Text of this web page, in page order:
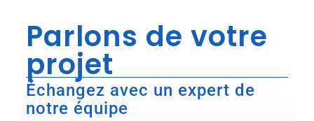
Parlons de votre
projet
Échangez avec un expert de
notre équipe